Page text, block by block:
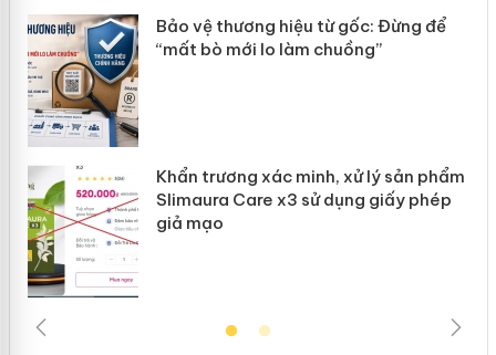
Hưng Yên: Xử lý 6 hộ kinh doanh bán
hàng giả mạo nhãn hiệu Adidas, Nike
Cà Mau: Tiêu hủy công khai hàng
ngàn sản phẩm nhập lậu, bảo vệ môi
trường kinh doanh